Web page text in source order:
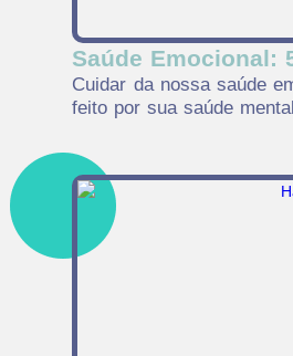
Saúde Emocional:
Cuidar da nossa saúde
feito por sua saúde